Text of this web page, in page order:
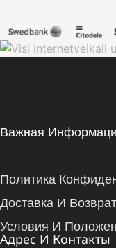
Важная
Политика
Доставка И Возврат
Условия И
Адрес И Контакты